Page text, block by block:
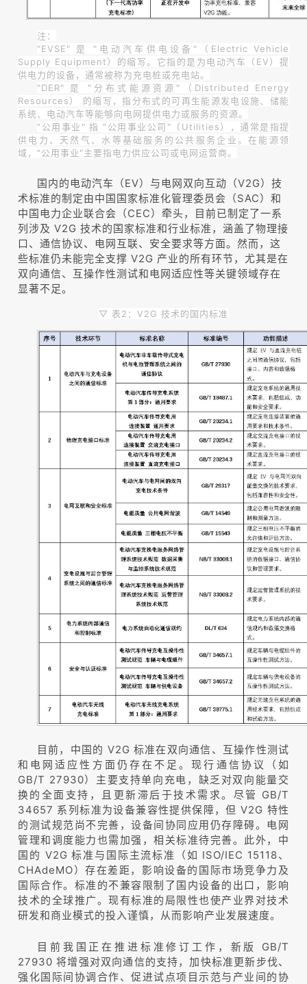
注：
"EVSE" 是 "电动汽车供电设备"（Electric Vehicle
Supply Equipment）的缩写。它指的是为电动汽车（EV）提
供电力的设备，通常被称为充电桩或充电站。
"DER" 是 "分布式能源资源"（Distributed Energy
Resources） 的缩写，指分布式的可再生能源发电设施、储能
系统、电动汽车等能够向电网提供电力或服务的资源。
"公用事业" 指 "公用事业公司"（Utilities），通常是指提
供电力、天然气、水等基础服务的公共服务企业。在能源领
域，"公用事业"主要指电力供应公司或电网运营商。
国内的电动汽车（EV）与电网双向互动（V2G）技
术标准的制定由中国国家标准化管理委员会（SAC）和
中国电力企业联合会（CEC）牵头，目前已制定了一系
列涉及 V2G 技术的国家标准和行业标准，涵盖了物理接
口、通信协议、电网互联、安全要求等方面。然而，这
些标准仍未能完全支撑 V2G 产业的所有环节，尤其是在
双向通信、互操作性测试和电网适应性等关键领域存在
显著不足。
▽ 表2：V2G 技术的国内标准
目前，中国的 V2G 标准在双向通信、互操作性测试
和电网适应性方面仍存在不足。现行通信协议（如
GB/T 27930）主要支持单向充电，缺乏对双向能量交
换的全面支持，且更新滞后于技术需求。尽管 GB/T
34657 系列标准为设备兼容性提供保障，但 V2G 特性
的测试规范尚不完善，设备间协同应用仍存障碍。电网
管理和调度能力也需加强，相关标准待完善。此外，中
国的 V2G 标准与国际主流标准（如 ISO/IEC 15118、
CHAdeMO）存在差距，影响设备的国际市场竞争力及
国际合作。标准的不兼容限制了国内设备的出口，影响
技术的全球推广。现有标准的局限性也使产业界对技术
研发和商业模式的投入谨慎，从而影响产业发展速度。
目前我国正在推进标准修订工作，新版 GB/T
27930 将增强对双向通信的支持，加快标准更新步伐、
强化国际间协调合作、促进试点项目示范与产业间的协